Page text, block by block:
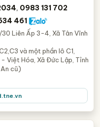
, 0983 131 702
461
30 Liên Ấp 3-4, Xã Tân Vĩnh
và một phần lô C1,
- Việt Hóa, Xã Đức Lập, Tỉnh
cũ)